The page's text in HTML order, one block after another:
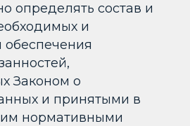
определять состав и
и
обеспечения
Законом о
и принятыми в
нормативными